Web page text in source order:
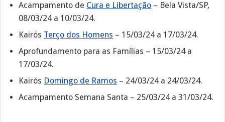
Acampamento de Cura e Libertação – Bela Vista/SP,
08/03/24 a 10/03/24.
Kairós Terço dos Homens – 15/03/24 a 17/03/24.
Aprofundamento para as Famílias – 15/03/24 a
17/03/24.
Kairós Domingo de Ramos – 24/03/24 a 24/03/24.
Acampamento Semana Santa – 25/03/24 a 31/03/24.